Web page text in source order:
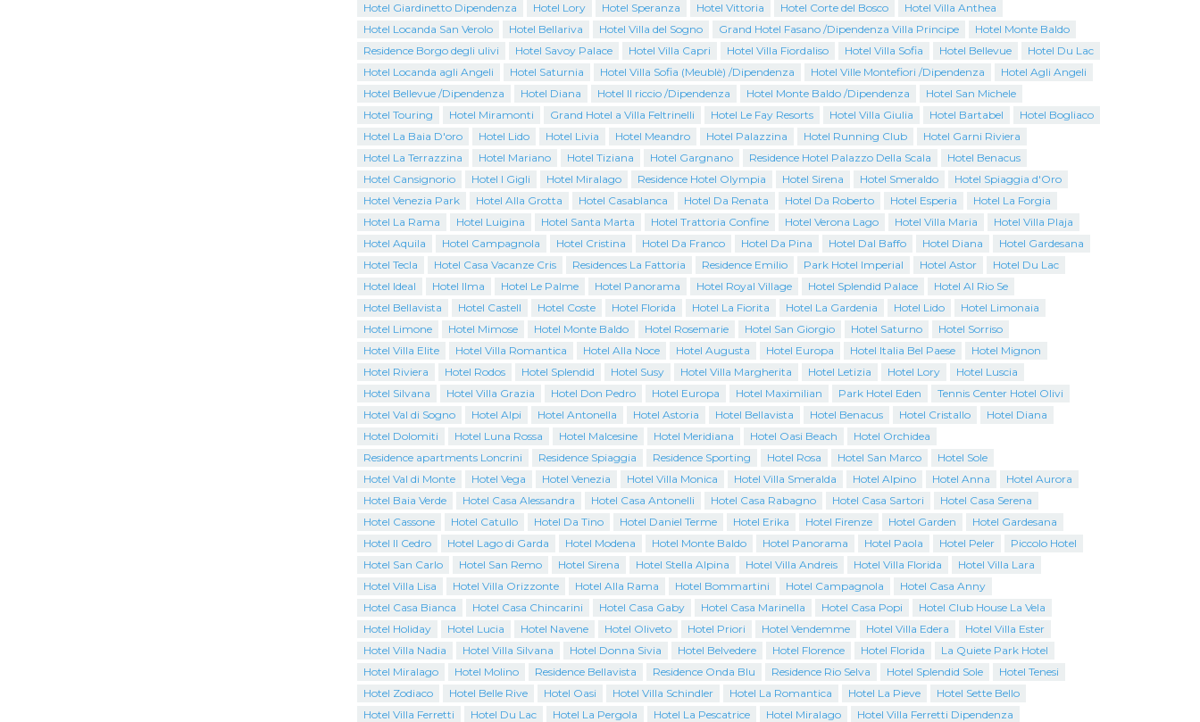
Hotel Giardinetto Dipendenza
Hotel Lory Hotel Speranza Hotel Vittoria Hotel Corte del Bosco
Hotel Villa Anthea
Hotel Locanda San Verolo
Hotel Bellariva Hotel Villa del Sogno Grand Hotel Fasano /Dipendenza Villa Principe
Hotel Monte Baldo
Residence Borgo degli ulivi
Hotel Savoy Palace Hotel Villa Capri Hotel Villa Fiordaliso Hotel Villa Sofia Hotel Bellevue
Hotel Du Lac
Hotel Locanda agli Angeli
Hotel Saturnia Hotel Villa Sofia (Meublè) /Dipendenza Hotel Ville Montefiori /Dipendenza
Hotel Agli Angeli
Hotel Bellevue /Dipendenza
Hotel Diana Hotel Il riccio /Dipendenza Hotel Monte Baldo /Dipendenza
Hotel San Michele
Hotel Touring
Hotel Miramonti Grand Hotel a Villa Feltrinelli Hotel Le Fay Resorts Hotel Villa Giulia Hotel Bartabel
Hotel Bogliaco
Hotel La Baia D'oro
Hotel Lido Hotel Livia Hotel Meandro Hotel Palazzina Hotel Running Club
Hotel Garni Riviera
Hotel La Terrazzina
Hotel Mariano Hotel Tiziana Hotel Gargnano Residence Hotel Palazzo Della Scala
Hotel Benacus
Hotel Cansignorio
Hotel I Gigli Hotel Miralago Residence Hotel Olympia Hotel Sirena Hotel Smeraldo
Hotel Spiaggia d'Oro
Hotel Venezia Park
Hotel Alla Grotta Hotel Casablanca Hotel Da Renata Hotel Da Roberto Hotel Esperia
Hotel La Forgia
Hotel La Rama
Hotel Luigina Hotel Santa Marta Hotel Trattoria Confine Hotel Verona Lago Hotel Villa Maria
Hotel Villa Plaja
Hotel Aquila
Hotel Campagnola Hotel Cristina Hotel Da Franco Hotel Da Pina Hotel Dal Baffo Hotel Diana
Hotel Gardesana
Hotel Tecla
Hotel Casa Vacanze Cris Residences La Fattoria Residence Emilio Park Hotel Imperial Hotel Astor
Hotel Du Lac
Hotel Ideal
Hotel Ilma Hotel Le Palme Hotel Panorama Hotel Royal Village Hotel Splendid Palace
Hotel Al Rio Se
Hotel Bellavista
Hotel Castell Hotel Coste Hotel Florida Hotel La Fiorita Hotel La Gardenia Hotel Lido
Hotel Limonaia
Hotel Limone
Hotel Mimose Hotel Monte Baldo Hotel Rosemarie Hotel San Giorgio Hotel Saturno
Hotel Sorriso
Hotel Villa Elite
Hotel Villa Romantica Hotel Alla Noce Hotel Augusta Hotel Europa Hotel Italia Bel Paese
Hotel Mignon
Hotel Riviera
Hotel Rodos Hotel Splendid Hotel Susy Hotel Villa Margherita Hotel Letizia Hotel Lory
Hotel Luscia
Hotel Silvana
Hotel Villa Grazia Hotel Don Pedro Hotel Europa Hotel Maximilian Park Hotel Eden
Tennis Center Hotel Olivi
Hotel Val di Sogno
Hotel Alpi Hotel Antonella Hotel Astoria Hotel Bellavista Hotel Benacus Hotel Cristallo
Hotel Diana
Hotel Dolomiti
Hotel Luna Rossa Hotel Malcesine Hotel Meridiana Hotel Oasi Beach
Hotel Orchidea
Residence apartments Loncrini
Residence Spiaggia Residence Sporting Hotel Rosa Hotel San Marco
Hotel Sole
Hotel Val di Monte
Hotel Vega Hotel Venezia Hotel Villa Monica Hotel Villa Smeralda Hotel Alpino Hotel Anna
Hotel Aurora
Hotel Baia Verde
Hotel Casa Alessandra Hotel Casa Antonelli Hotel Casa Rabagno Hotel Casa Sartori
Hotel Casa Serena
Hotel Cassone
Hotel Catullo Hotel Da Tino Hotel Daniel Terme Hotel Erika Hotel Firenze Hotel Garden
Hotel Gardesana
Hotel Il Cedro
Hotel Lago di Garda Hotel Modena Hotel Monte Baldo Hotel Panorama Hotel Paola Hotel Peler
Piccolo Hotel
Hotel San Carlo
Hotel San Remo Hotel Sirena Hotel Stella Alpina Hotel Villa Andreis Hotel Villa Florida
Hotel Villa Lara
Hotel Villa Lisa
Hotel Villa Orizzonte Hotel Alla Rama Hotel Bommartini Hotel Campagnola
Hotel Casa Anny
Hotel Casa Bianca
Hotel Casa Chincarini Hotel Casa Gaby Hotel Casa Marinella Hotel Casa Popi
Hotel Club House La Vela
Hotel Holiday
Hotel Lucia Hotel Navene Hotel Oliveto Hotel Priori Hotel Vendemme Hotel Villa Edera
Hotel Villa Ester
Hotel Villa Nadia
Hotel Villa Silvana Hotel Donna Sivia Hotel Belvedere Hotel Florence Hotel Florida
La Quiete Park Hotel
Hotel Miralago
Hotel Molino Residence Bellavista Residence Onda Blu Residence Rio Selva Hotel Splendid Sole
Hotel Tenesi
Hotel Zodiaco
Hotel Belle Rive Hotel Oasi Hotel Villa Schindler Hotel La Romantica Hotel La Pieve
Hotel Sette Bello
Hotel Villa Ferretti
Hotel Du Lac Hotel La Pergola Hotel La Pescatrice Hotel Miralago
Hotel Villa Ferretti Dipendenza